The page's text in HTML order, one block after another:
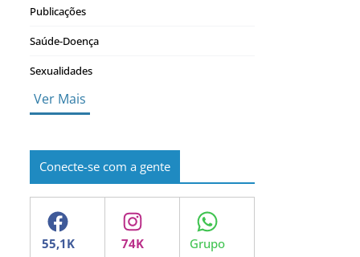
Publicações
Saúde-Doença
Sexualidades
Ver Mais
Conecte-se com a gente
Facebook Instagram WhatsApp